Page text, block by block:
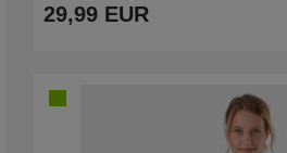
29,99 EUR